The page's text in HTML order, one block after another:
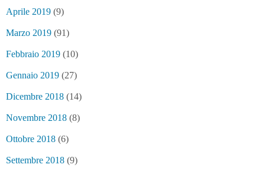
Aprile 2019 (9)
Marzo 2019 (91)
Febbraio 2019 (10)
Gennaio 2019 (27)
Dicembre 2018 (14)
Novembre 2018 (8)
Ottobre 2018 (6)
Settembre 2018 (9)